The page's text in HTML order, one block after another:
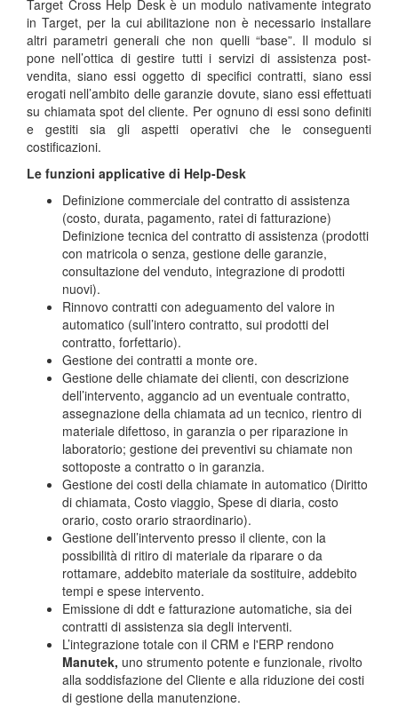
Target Cross Help Desk è un modulo nativamente integrato
in Target, per la cui abilitazione non è necessario installare
altri parametri generali che non quelli “base”. Il modulo si
pone nell’ottica di gestire tutti i servizi di assistenza post-
vendita, siano essi oggetto di specifici contratti, siano essi
erogati nell’ambito delle garanzie dovute, siano essi effettuati
su chiamata spot del cliente. Per ognuno di essi sono definiti
e gestiti sia gli aspetti operativi che le conseguenti
costificazioni.
Le funzioni applicative di Help-Desk
Definizione commerciale del contratto di assistenza
(costo, durata, pagamento, ratei di fatturazione)
Definizione tecnica del contratto di assistenza (prodotti
con matricola o senza, gestione delle garanzie,
consultazione del venduto, integrazione di prodotti
nuovi).
Rinnovo contratti con adeguamento del valore in
automatico (sull’intero contratto, sui prodotti del
contratto, forfettario).
Gestione dei contratti a monte ore.
Gestione delle chiamate dei clienti, con descrizione
dell’intervento, aggancio ad un eventuale contratto,
assegnazione della chiamata ad un tecnico, rientro di
materiale difettoso, in garanzia o per riparazione in
laboratorio; gestione dei preventivi su chiamate non
sottoposte a contratto o in garanzia.
Gestione dei costi della chiamate in automatico (Diritto
di chiamata, Costo viaggio, Spese di diaria, costo
orario, costo orario straordinario).
Gestione dell’intervento presso il cliente, con la
possibilità di ritiro di materiale da riparare o da
rottamare, addebito materiale da sostituire, addebito
tempi e spese intervento.
Emissione di ddt e fatturazione automatiche, sia dei
contratti di assistenza sia degli interventi.
L’integrazione totale con il CRM e l'ERP rendono
Manutek, uno strumento potente e funzionale, rivolto
alla soddisfazione del Cliente e alla riduzione dei costi
di gestione della manutenzione.